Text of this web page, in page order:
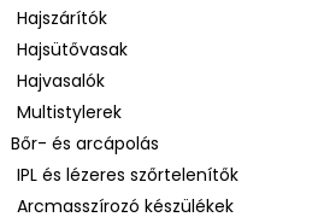
Hajszárítók
Hajsütővasak
Hajvasalók
Multistylerek
Bőr- és arcápolás
IPL és lézeres szőrtelenítők
Arcmasszírozó készülékek